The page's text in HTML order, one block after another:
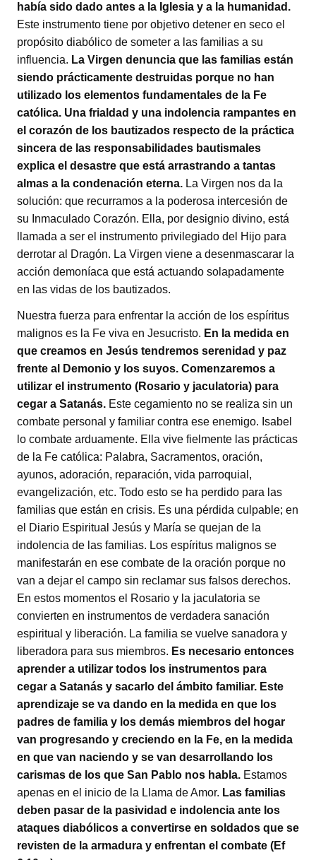
había sido dado antes a la Iglesia y a la humanidad.
Este instrumento tiene por objetivo detener en seco el
propósito diabólico de someter a las familias a su
influencia. La Virgen denuncia que las familias están
siendo prácticamente destruidas porque no han
utilizado los elementos fundamentales de la Fe
católica. Una frialdad y una indolencia rampantes en
el corazón de los bautizados respecto de la práctica
sincera de las responsabilidades bautismales
explica el desastre que está arrastrando a tantas
almas a la condenación eterna. La Virgen nos da la
solución: que recurramos a la poderosa intercesión de
su Inmaculado Corazón. Ella, por designio divino, está
llamada a ser el instrumento privilegiado del Hijo para
derrotar al Dragón. La Virgen viene a desenmascarar la
acción demoníaca que está actuando solapadamente
en las vidas de los bautizados.
Nuestra fuerza para enfrentar la acción de los espíritus
malignos es la Fe viva en Jesucristo. En la medida en
que creamos en Jesús tendremos serenidad y paz
frente al Demonio y los suyos. Comenzaremos a
utilizar el instrumento (Rosario y jaculatoria) para
cegar a Satanás. Este cegamiento no se realiza sin un
combate personal y familiar contra ese enemigo. Isabel
lo combate arduamente. Ella vive fielmente las prácticas
de la Fe católica: Palabra, Sacramentos, oración,
ayunos, adoración, reparación, vida parroquial,
evangelización, etc. Todo esto se ha perdido para las
familias que están en crisis. Es una pérdida culpable; en
el Diario Espiritual Jesús y María se quejan de la
indolencia de las familias. Los espíritus malignos se
manifestarán en ese combate de la oración porque no
van a dejar el campo sin reclamar sus falsos derechos.
En estos momentos el Rosario y la jaculatoria se
convierten en instrumentos de verdadera sanación
espiritual y liberación. La familia se vuelve sanadora y
liberadora para sus miembros. Es necesario entonces
aprender a utilizar todos los instrumentos para
cegar a Satanás y sacarlo del ámbito familiar. Este
aprendizaje se va dando en la medida en que los
padres de familia y los demás miembros del hogar
van progresando y creciendo en la Fe, en la medida
en que van naciendo y se van desarrollando los
carismas de los que San Pablo nos habla. Estamos
apenas en el inicio de la Llama de Amor. Las familias
deben pasar de la pasividad e indolencia ante los
ataques diabólicos a convertirse en soldados que se
revisten de la armadura y enfrentan el combate (Ef